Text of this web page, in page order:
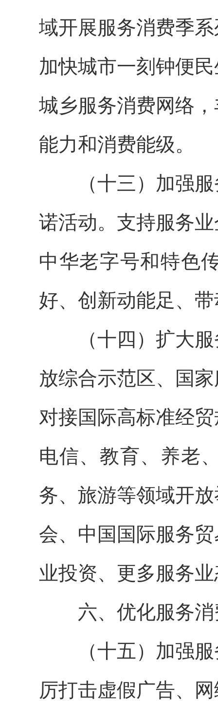
域开展服务消费季
加快城市一刻钟便
城乡服务消费网络
能力和消费能级。
（十三）加强服
诺活动。支持服务
中华老字号和特色
好、创新动能足、
（十四）扩大服
放综合示范区、国
对接国际高标准经
电信、教育、养老
务、旅游等领域开
会、中国国际服务
业投资、更多服务
六、优化服务消
（十五）加强服
厉打击虚假广告、